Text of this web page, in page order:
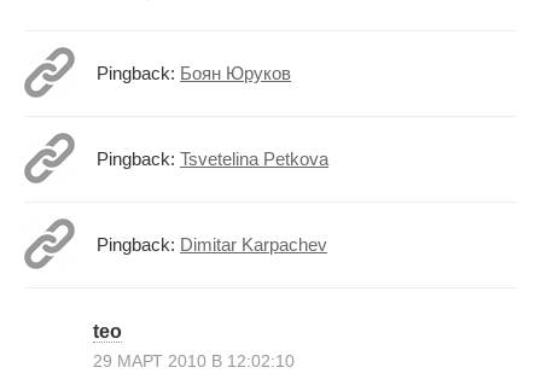
Pingback: Боян Юруков
Pingback: Tsvetelina Petkova
Pingback: Dimitar Karpachev
teo
29 МАРТ 2010 В 12:02:10